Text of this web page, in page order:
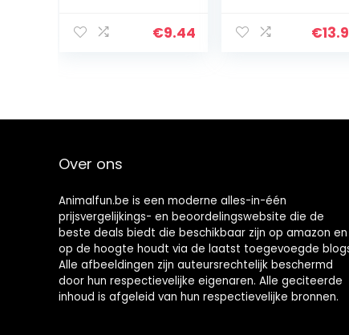
bed, hamster,
€9.44
Spelen Tunnel
€
Over ons
Animalfun.be is een moderne alles-in-één
prijsvergelijkings- en beoordelingswebsite die de
beste deals biedt die beschikbaar zijn op amazon en
op de hoogte houdt via de laatst toegevoegde
Alle afbeeldingen zijn auteursrechtelijk beschermd
door hun respectievelijke eigenaren. Alle geciteerde
inhoud is afgeleid van hun respectievelijke bronnen.